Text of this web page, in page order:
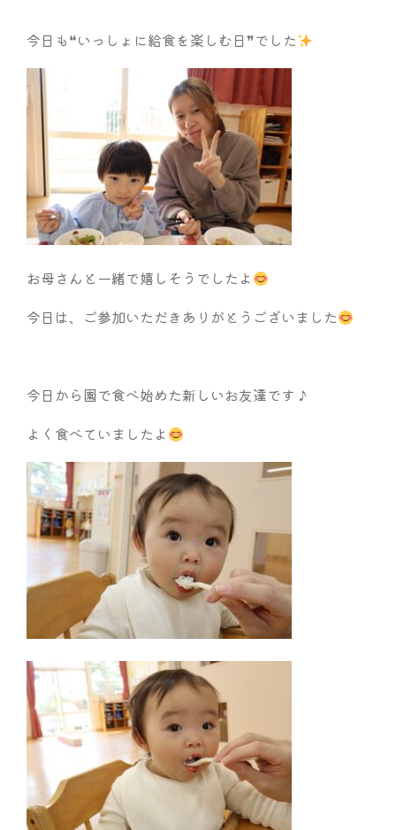
今日も❝いっしょに給食を楽しむ日❞でした
お母さんと一緒で嬉しそうでしたよ
今日は、ご参加いただきありがとうございました
今日から園で食べ始めた新しいお友達です♪
よく食べていましたよ